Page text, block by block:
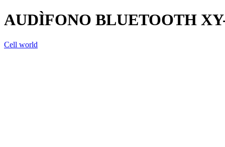
AUDÌFONO BLUETOOTH
Cell world